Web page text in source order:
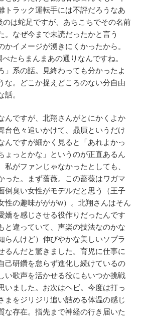
トラック運転手には不評だろうなあ
のは蛇足ですが、あちこちでその名前
。なぜ今まで未読だったかと言う
かイメージが湧きにくかったから。
べたらまんまあの通りなんですね。
」系の話。見終わっても分かったよ
な。どこか捉えどころのない分自由
話。
んですが、北翔さんがとにかくよか
台色々追いかけて、贔屓というだけ
んですが細かく見ると「あれよかっ
ょっとかな」というのが正直あるん
私がファンじゃなかったとしても、
った。まず薔薇。この薔薇はワガマ
倒臭い女性がモデルだと思う（王子
性の趣味がががw）。北翔さんはそん
嬌を感じさせる役作りだったんです
と違っていて、声楽の技法なのかな
らんけど）伸びやかな美しいソプラ
るんだと驚きました。育児に仕事に
己研鑽を怠らず進化し続けているの
い歌声を活かせる役にもいつか挑戦
いました。お次はヘビ。今度は打っ
まをジリジリ追い詰める体温の感じ
な存在。指先まで神経の行き届いた